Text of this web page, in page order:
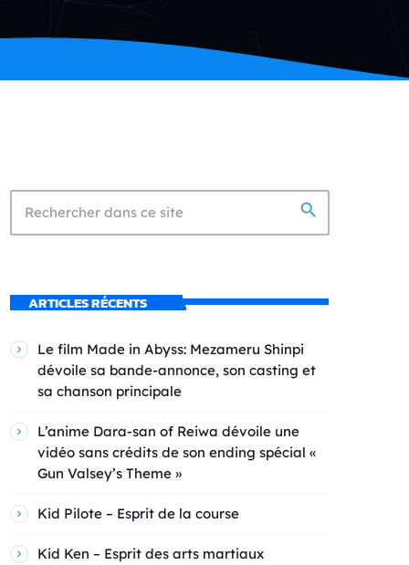
search
ARTICLES RÉCENTS
Le film Made in Abyss: Mezameru Shinpi
dévoile sa bande-annonce, son casting et
sa chanson principale
L’anime Dara-san of Reiwa dévoile une
vidéo sans crédits de son ending spécial «
Gun Valsey’s Theme »
Kid Pilote – Esprit de la course
Kid Ken – Esprit des arts martiaux